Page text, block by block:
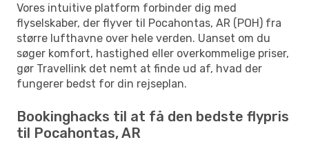
Vores intuitive platform forbinder dig med
flyselskaber, der flyver til Pocahontas, AR (POH) fra
større lufthavne over hele verden. Uanset om du
søger komfort, hastighed eller overkommelige priser,
gør Travellink det nemt at finde ud af, hvad der
fungerer bedst for din rejseplan.
Bookinghacks til at få den bedste flypris
til Pocahontas, AR